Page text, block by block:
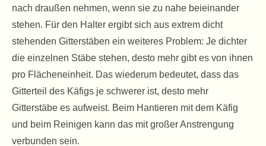
nach draußen nehmen, wenn sie zu nahe beieinander
stehen. Für den Halter ergibt sich aus extrem dicht
stehenden Gitterstäben ein weiteres Problem: Je dichter
die einzelnen Stäbe stehen, desto mehr gibt es von ihnen
pro Flächeneinheit. Das wiederum bedeutet, dass das
Gitterteil des Käfigs je schwerer ist, desto mehr
Gitterstäbe es aufweist. Beim Hantieren mit dem Käfig
und beim Reinigen kann das mit großer Anstrengung
verbunden sein.